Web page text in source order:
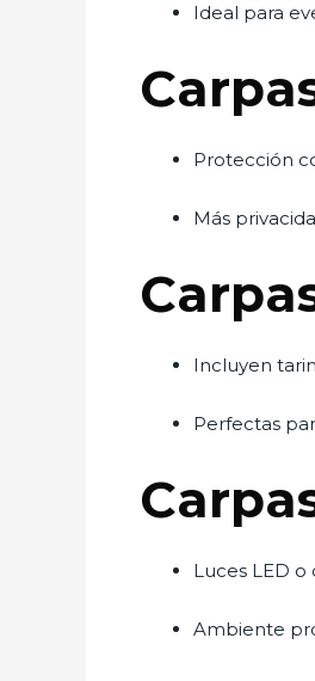
Ideal para
Protección
Más
Incluyen
Perfectas
Luces LED o
Ambiente